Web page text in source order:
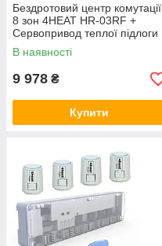
Бездротовий центр комутації
8 зон 4HEAT HR-03RF +
Сервопривод теплої підлоги
4HT.ATR (8 шт.)
В наявності
9 978 ₴
Купити